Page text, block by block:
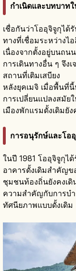
กำเนิดและบทบาท
เชื่อกันว่าโออุจิจูกุได้
ทางที่เชื่อมระหว่างไ
เนื่องจากตั้งอยู่บนถ
การเดินทางอื่น ๆ จึง
สถานที่เติมเสบียง
หลังยุคเมจิ เมื่อพื้นที่
การเปลี่ยนแปลงสมั
เมืองพักแรมดั้งเดิมยั
การอนุรักษ์และโอ
ในปี 1981 โออุจิจูกุไ
อาคารดั้งเดิมสำคัญข
ชุมชนท้องถิ่นยังคงเ
ความสำคัญกับการบ
ทัศนียภาพแบบดั้งเดิม